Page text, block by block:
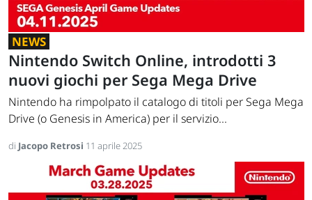
NEWS
Nintendo Switch Online, introdotti 3
nuovi giochi per Sega Mega Drive
Nintendo ha rimpolpato il catalogo di titoli per Sega Mega
Drive (o Genesis in America) per il servizio...
di Jacopo Retrosi 11 aprile 2025